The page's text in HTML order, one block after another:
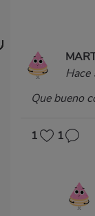
Hace
Que bueno
1 1